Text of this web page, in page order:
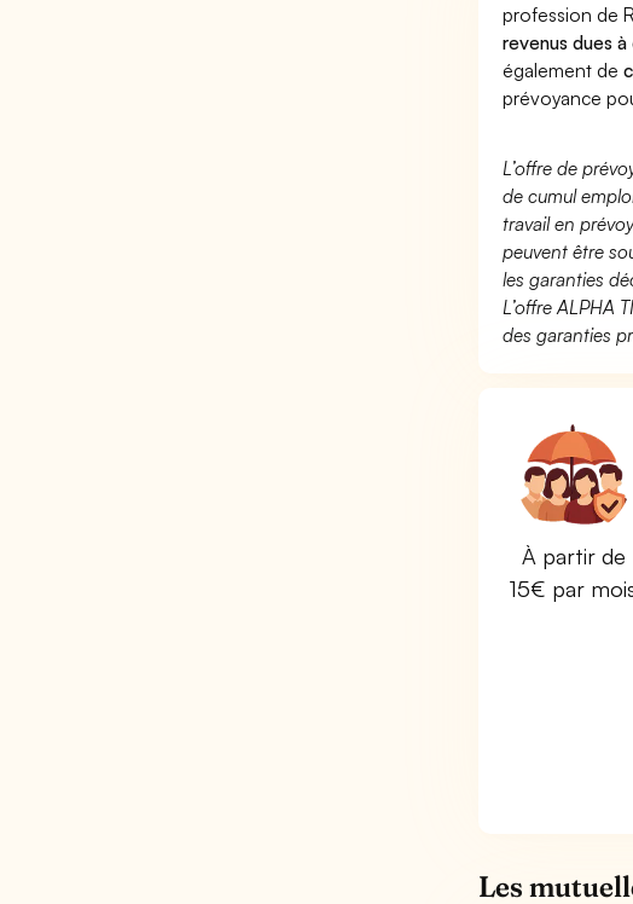
profession de
revenus dues
également de
prévoyance
L’offre de
de cumul
travail en
peuvent être
les garanties
L’offre ALPHA
des garanties
À partir de
15€ par
Les